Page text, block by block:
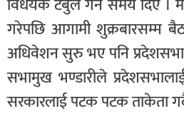
गरेपछि आगामी शुक्रबारसम्म
अधिवेशन सुरु भए पनि
सभामुख भण्डारीले
सरकारलाई पटक पटक ताकेता